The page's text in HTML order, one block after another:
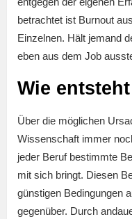
betrachtet ist Burnout
Einzelnen. Hält jemand
eben aus dem Job
Wie
Über die möglichen
Wissenschaft immer
jeder Beruf bestimmte
mit sich bringt. Diesen
günstigen Bedingungen
gegenüber. Durch